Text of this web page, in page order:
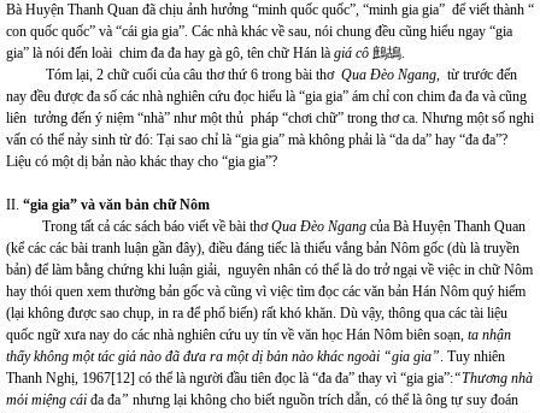
Bà Huyện Thanh Quan đã chịu ảnh hưởng “minh quốc quốc”, “minh gia gia” để viết thành “
con quốc quốc” và “cái gia gia”. Các nhà khác về sau, nói chung đều cũng hiểu ngay “gia
gia” là nói đến loài chim đa đa hay gà gô, tên chữ Hán là giá cô 鷓鴣.
Tóm lại, 2 chữ cuối của câu thơ thứ 6 trong bài thơ Qua Đèo Ngang, từ trước đến
nay đều được đa số các nhà nghiên cứu đọc hiểu là “gia gia” ám chỉ con chim đa đa và cũng
liên tưởng đến ý niệm “nhà” như một thủ pháp “chơi chữ” trong thơ ca. Nhưng một số nghi
vấn có thể nảy sinh từ đó: Tại sao chỉ là “gia gia” mà không phải là “da da” hay “đa đa”?
Liệu có một dị bản nào khác thay cho “gia gia”?
II. “gia gia” và văn bản chữ Nôm
Trong tất cả các sách báo viết về bài thơQua Đèo Ngang của Bà Huyện Thanh Quan
(kể các các bài tranh luận gần đây), điều đáng tiếc là thiếu vắng bản Nôm gốc (dù là truyền
bản) để làm bằng chứng khi luận giải, nguyên nhân có thể là do trở ngại về việc in chữ Nôm
hay thói quen xem thường bản gốc và cũng vì việc tìm đọc các văn bản Hán Nôm quý hiếm
(lại không được sao chụp, in ra để phổ biến) rất khó khăn. Dù vậy, thông qua các tài liệu
quốc ngữ xưa nay do các nhà nghiên cứu uy tín về văn học Hán Nôm biên soạn, ta nhận
thấy không một tác giả nào đã đưa ra một dị bản nào khác ngoài “gia gia”. Tuy nhiên
Thanh Nghị, 1967[12] có thể là người đầu tiên đọc là “đa đa” thay vì “gia gia”:“Thương nhà
mỏi miệng cái đa đa” nhưng lại không cho biết nguồn trích dẫn, có thể là ông tự suy đoán